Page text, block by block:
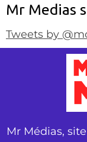
Mr Medias
Tweets by
Mr Médias,